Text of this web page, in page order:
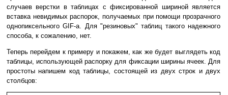
случаев верстки в таблицах с фиксированной шириной является
вставка невидимых распорок, получаемых при помощи прозрачного
однопиксельного GIF-а. Для "резиновых" таблиц такого надежного
способа, к сожалению, нет.
Теперь перейдем к примеру и покажем, как же будет выглядеть код
таблицы, использующей распорку для фиксации ширины ячеек. Для
простоты напишем код таблицы, состоящей из двух строк и двух
столбцов: